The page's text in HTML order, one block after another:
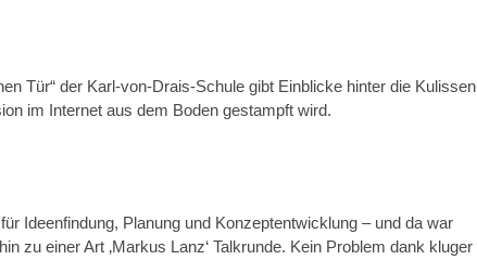
Tür“ der Karl-von-Drais-Schule gibt Einblicke hinter die Kulissen
im Internet aus dem Boden gestampft wird.
Ideenfindung, Planung und Konzeptentwicklung – und da war
zu einer Art ‚Markus Lanz‘ Talkrunde. Kein Problem dank kluger